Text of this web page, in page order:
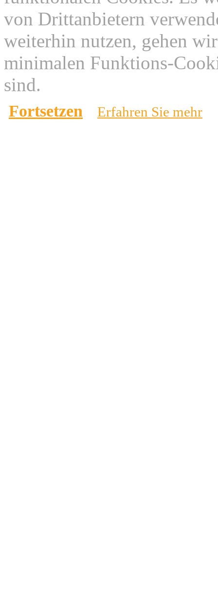
von Drittanbietern
weiterhin nutzen, gehen
minimalen Funktions-
sind.
Fortsetzen Erfahren Sie mehr